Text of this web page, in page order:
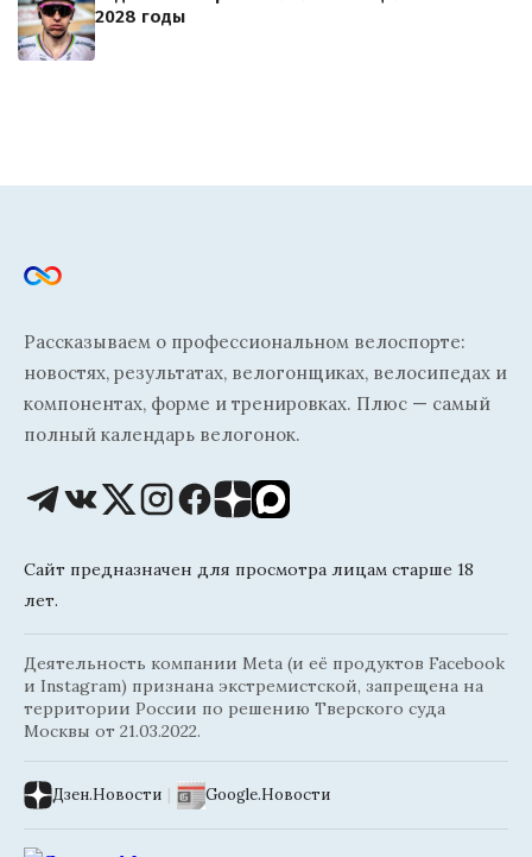
2028 годы
Рассказываем о профессиональном велоспорте:
новостях, результатах, велогонщиках, велосипедах и
компонентах, форме и тренировках. Плюс — самый
полный календарь велогонок.
Сайт предназначен для просмотра лицам старше 18
лет.
Деятельность компании Meta (и её продуктов Facebook
и Instagram) признана экстремистской, запрещена на
территории России по решению Тверского суда
Москвы от 21.03.2022.
Дзен.Новости | Google.Новости